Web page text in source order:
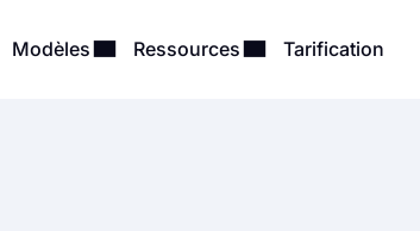
Modèles Ressources Tarification